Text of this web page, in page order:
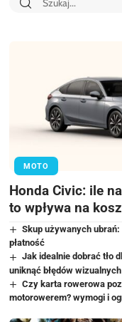
MOTO
Honda Civic: ile
to wpływa na
Skup używanych
płatność
Jak idealnie dobrać tło
uniknąć błędów wizualnych
Czy karta rowerowa
motorowerem? wymogi i